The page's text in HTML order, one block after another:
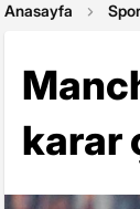
Anasayfa Spor
karar